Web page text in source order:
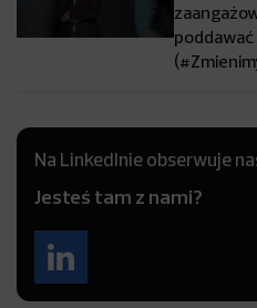
Na LinkedInie obserwuje
Jesteś tam z nami?